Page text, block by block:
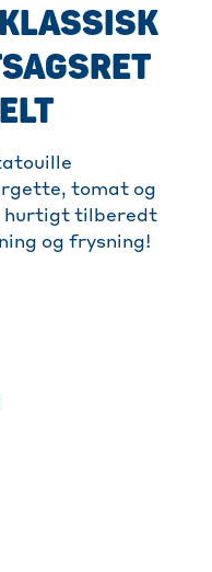
tomat og
hurtigt tilberedt
og frysning!